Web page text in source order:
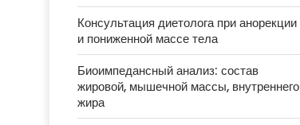
Консультация диетолога при анорекции
и пониженной массе тела
Биоимпедансный анализ: состав
жировой, мышечной массы, внутреннего
жира